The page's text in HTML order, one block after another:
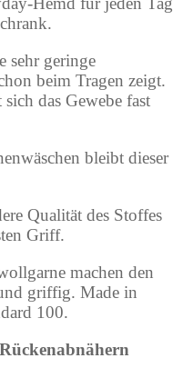
sehr geringe
beim Tragen zeigt.
das Gewebe fast
bleibt dieser
Qualität des Stoffes
Griff.
machen den
griffig. Made in
100.